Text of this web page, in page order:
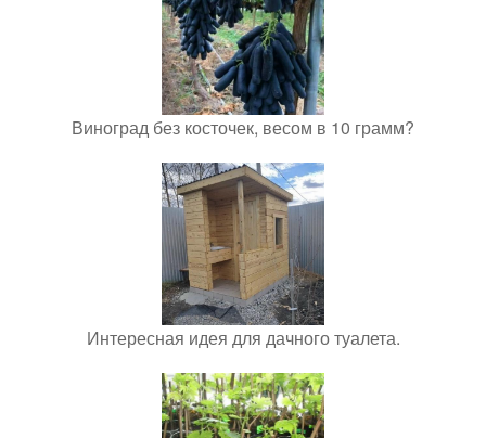
Виноград без косточек, весом в 10 грамм?
Интересная идея для дачного туалета.